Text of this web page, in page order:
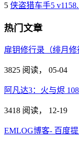
5 侠盗猎车手5
热门文章
扉钥修行录（绯月
3825 阅读， 05-04
阿凡达3：火与烬
3418 阅读， 12-19
EMLOG博客- 百度